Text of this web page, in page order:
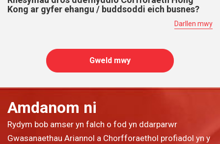
Kong ar gyfer ehangu / buddsoddi eich busnes?
Darllen mwy
Gweld mwy
Amdanom ni
Rydym bob amser yn falch o fod yn ddarparwr
Gwasanaethau Ariannol a Chorfforaethol profiadol yn y